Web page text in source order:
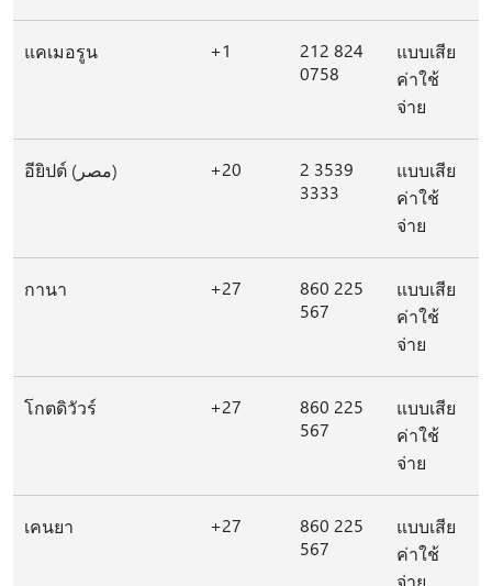
แคเมอรูน +1
212 824
0758
แบบเสีย
ค่าใช้
จ่าย
อียิปต์ (مصر) +20
2 3539
3333
แบบเสีย
ค่าใช้
จ่าย
กานา +27
860 225
567
แบบเสีย
ค่าใช้
จ่าย
โกตดิวัวร์ +27
860 225
567
แบบเสีย
ค่าใช้
จ่าย
เคนยา +27
860 225
567
แบบเสีย
ค่าใช้
จ่าย